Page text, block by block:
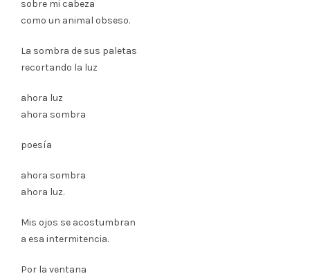
sobre mi cabeza
como un animal obseso.
La sombra de sus paletas
recortando la luz
ahora luz
ahora sombra
poesía
ahora sombra
ahora luz.
Mis ojos se acostumbran
a esa intermitencia.
Por la ventana